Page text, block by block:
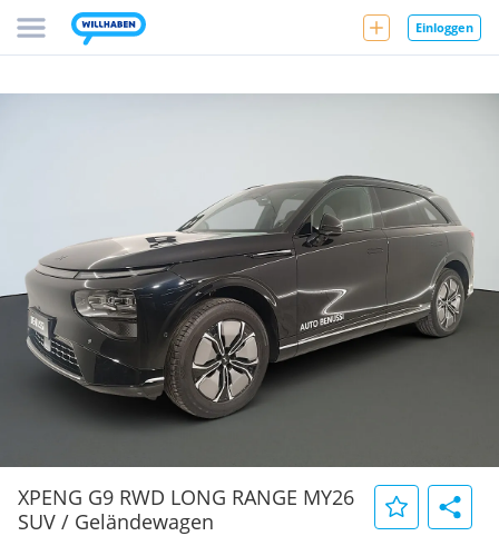
Einloggen
XPENG G9 RWD LONG RANGE MY26
SUV / Geländewagen